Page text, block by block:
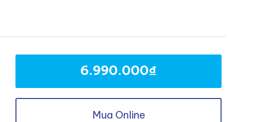
6.990.000₫
Mua Online